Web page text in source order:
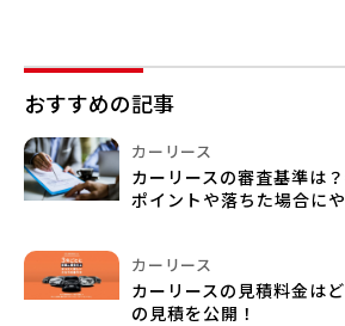
おすすめの記事
カーリース
カーリースの審査基準は
ポイントや落ちた場合に
カーリース
カーリースの見積料金は
の見積を公開！